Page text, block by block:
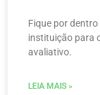
Fique por
instituição para
avaliativo.
LEIA MAIS »